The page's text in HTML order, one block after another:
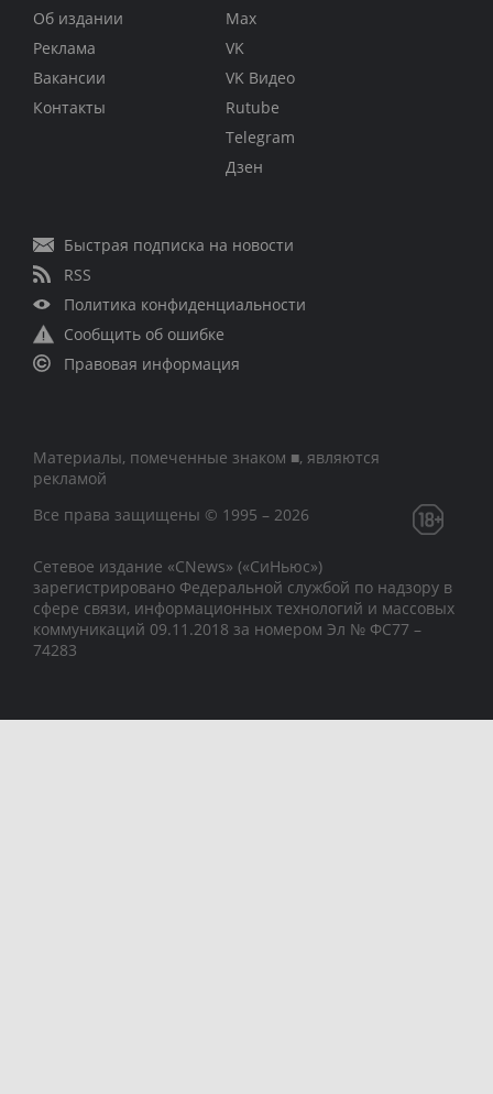
Об издании
Реклама
Вакансии
Контакты
Max
VK
VK Видео
Rutube
Telegram
Дзен
Быстрая подписка на новости
RSS
Политика конфиденциальности
Сообщить об ошибке
Правовая информация
Материалы, помеченные знаком ■, являются
рекламой
Все права защищены © 1995 – 2026
Сетевое издание «CNews» («СиНьюс»)
зарегистрировано Федеральной службой по надзору в
сфере связи, информационных технологий и массовых
коммуникаций 09.11.2018 за номером Эл № ФС77 –
74283